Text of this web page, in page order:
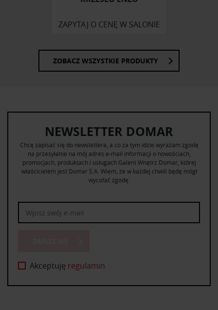
ZAPYTAJ O CENĘ W SALONIE
ZOBACZ WSZYSTKIE PRODUKTY
NEWSLETTER DOMAR
Chcę zapisać się do newslettera, a co za tym idzie wyrażam zgodę
na przesyłanie na mój adres e-mail informacji o nowościach,
promocjach, produktach i usługach Galerii Wnętrz Domar, której
właścicielem jest Domar S.A. Wiem, że w każdej chwili będę mógł
wycofać zgodę.
Akceptuję regulamin